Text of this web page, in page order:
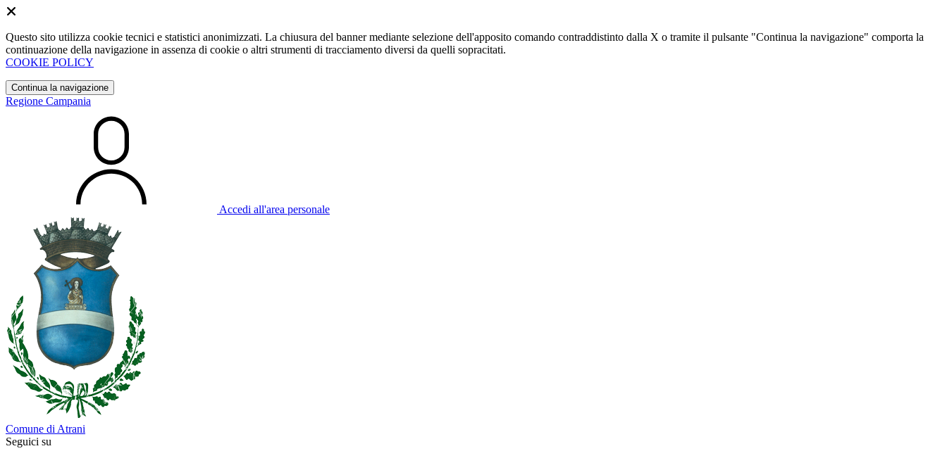
Questo sito utilizza cookie tecnici e statistici anonimizzati. La chiusura del banner mediante selezione dell'apposito comando contraddistinto dalla X o tramite il pulsante "Continua la navigazione" comporta la
continuazione della navigazione in assenza di cookie o altri strumenti di tracciamento diversi da quelli sopracitati.
COOKIE POLICY
Continua la navigazione
Regione Campania
Accedi all'area personale
Comune di Atrani
Seguici su